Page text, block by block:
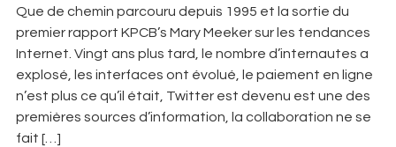
Que de chemin parcouru depuis 1995 et la sortie du
premier rapport KPCB’s Mary Meeker sur les tendances
Internet. Vingt ans plus tard, le nombre d’internautes a
explosé, les interfaces ont évolué, le paiement en ligne
n’est plus ce qu’il était, Twitter est devenu est une des
premières sources d’information, la collaboration ne se
fait […]